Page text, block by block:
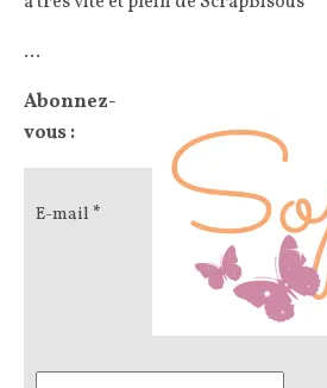
…
Abonnez-
vous :
E-mail *